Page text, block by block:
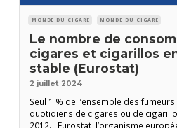
MONDE DU CIGARE MONDE DU CIGARE
Le nombre de
cigares et cigarillos
stable (Eurostat)
2 juillet 2024
Seul 1 % de l’ensemble des
quotidiens de cigares ou de
2012. Eurostat, l’organisme